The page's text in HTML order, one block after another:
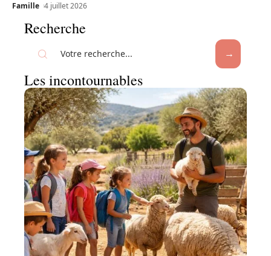
Famille 4 juillet 2026
Recherche
Les incontournables